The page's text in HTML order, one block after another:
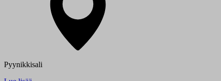
Pyynikkisali